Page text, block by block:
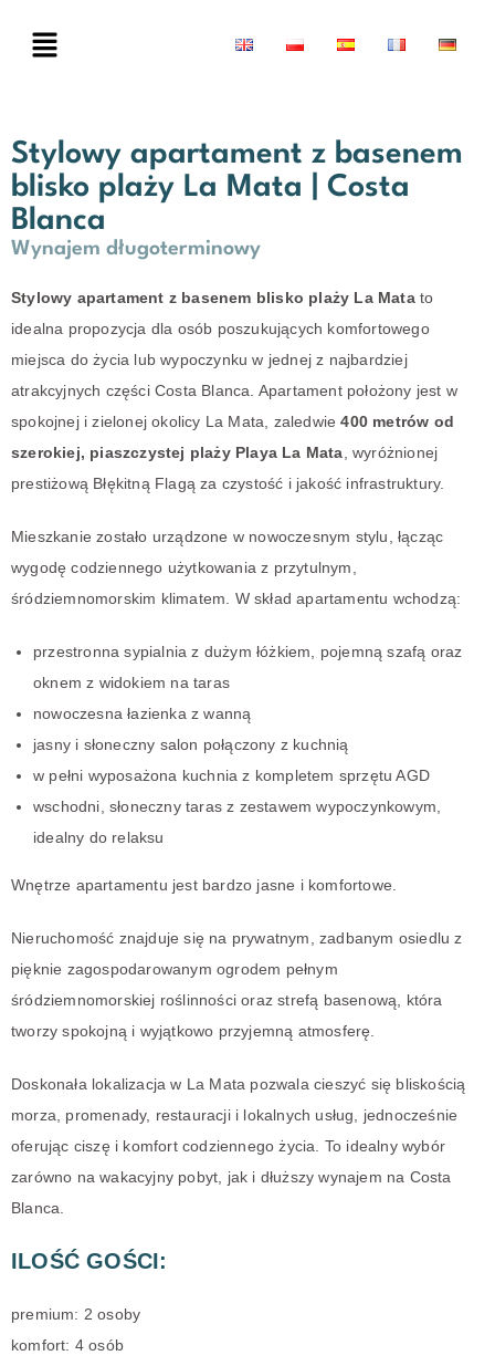
Stylowy apartament z basenem
blisko plaży La Mata | Costa
Blanca
Wynajem długoterminowy
Stylowy apartament z basenem blisko plaży La Matato
idealna propozycja dla osób poszukujących komfortowego
miejsca do życia lub wypoczynku w jednej z najbardziej
atrakcyjnych części Costa Blanca. Apartament położony jest w
spokojnej i zielonej okolicy La Mata, zaledwie400 metrów od
szerokiej, piaszczystej plaży Playa La Mata , wyróżnionej
prestiżową Błękitną Flagą za czystość i jakość infrastruktury.
Mieszkanie zostało urządzone w nowoczesnym stylu, łącząc
wygodę codziennego użytkowania z przytulnym,
śródziemnomorskim klimatem. W skład apartamentu wchodzą:
przestronna sypialnia z dużym łóżkiem, pojemną szafą oraz
oknem z widokiem na taras
nowoczesna łazienka z wanną
jasny i słoneczny salon połączony z kuchnią
w pełni wyposażona kuchnia z kompletem sprzętu AGD
wschodni, słoneczny taras z zestawem wypoczynkowym,
idealny do relaksu
Wnętrze apartamentu jest bardzo jasne i komfortowe.
Nieruchomość znajduje się na prywatnym, zadbanym osiedlu z
pięknie zagospodarowanym ogrodem pełnym
śródziemnomorskiej roślinności oraz strefą basenową, która
tworzy spokojną i wyjątkowo przyjemną atmosferę.
Doskonała lokalizacja w La Mata pozwala cieszyć się bliskością
morza, promenady, restauracji i lokalnych usług, jednocześnie
oferując ciszę i komfort codziennego życia. To idealny wybór
zarówno na wakacyjny pobyt, jak i dłuższy wynajem na Costa
Blanca.
ILOŚĆ GOŚCI:
premium: 2 osoby
komfort: 4 osób